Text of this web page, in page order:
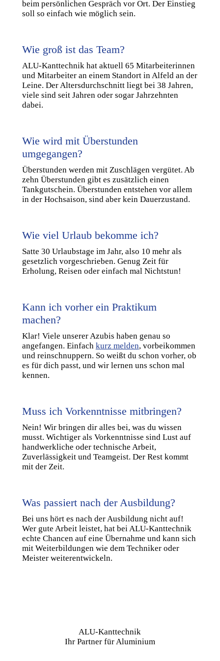
beim persönlichen Gespräch vor Ort. Der Einstieg
soll so einfach wie möglich sein.
Wie groß ist das Team?
ALU-Kanttechnik hat aktuell 65 Mitarbeiterinnen
und Mitarbeiter an einem Standort in Alfeld an der
Leine. Der Altersdurchschnitt liegt bei 38 Jahren,
viele sind seit Jahren oder sogar Jahrzehnten
dabei.
Wie wird mit Überstunden
umgegangen?
Überstunden werden mit Zuschlägen vergütet. Ab
zehn Überstunden gibt es zusätzlich einen
Tankgutschein. Überstunden entstehen vor allem
in der Hochsaison, sind aber kein Dauerzustand.
Wie viel Urlaub bekomme ich?
Satte 30 Urlaubstage im Jahr, also 10 mehr als
gesetzlich vorgeschrieben. Genug Zeit für
Erholung, Reisen oder einfach mal Nichtstun!
Kann ich vorher ein Praktikum
machen?
Klar! Viele unserer Azubis haben genau so
angefangen. Einfach kurz melden, vorbeikommen
und reinschnuppern. So weißt du schon vorher, ob
es für dich passt, und wir lernen uns schon mal
kennen.
Muss ich Vorkenntnisse mitbringen?
Nein! Wir bringen dir alles bei, was du wissen
musst. Wichtiger als Vorkenntnisse sind Lust auf
handwerkliche oder technische Arbeit,
Zuverlässigkeit und Teamgeist. Der Rest kommt
mit der Zeit.
Was passiert nach der Ausbildung?
Bei uns hört es nach der Ausbildung nicht auf!
Wer gute Arbeit leistet, hat bei ALU-Kanttechnik
echte Chancen auf eine Übernahme und kann sich
mit Weiterbildungen wie dem Techniker oder
Meister weiterentwickeln.
ALU-Kanttechnik
Ihr Partner für Aluminium